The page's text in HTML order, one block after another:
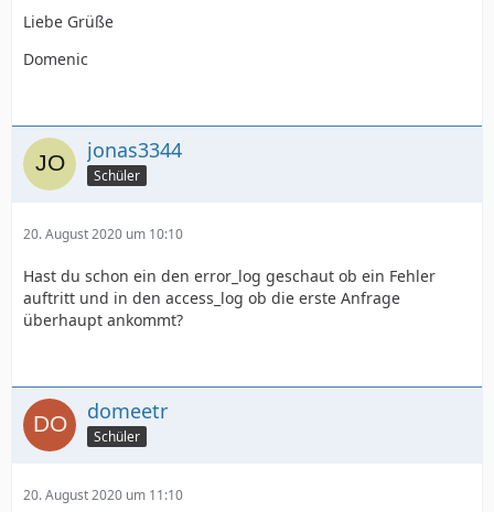
Liebe Grüße
Domenic
jonas3344
Schüler
20. August 2020 um 10:10
Hast du schon ein den error_log geschaut ob ein Fehler
auftritt und in den access_log ob die erste Anfrage
überhaupt ankommt?
domeetr
Schüler
20. August 2020 um 11:10